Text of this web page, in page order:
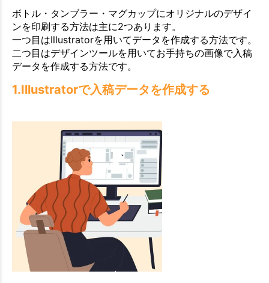
ボトル・タンブラー・マグカップにオリジナルのデザイ
ンを印刷する方法は主に2つあります。
一つ目はIllustratorを用いてデータを作成する方法です。
二つ目はデザインツールを用いてお手持ちの画像で入稿
データを作成する方法です。
1.Illustratorで入稿データを作成する